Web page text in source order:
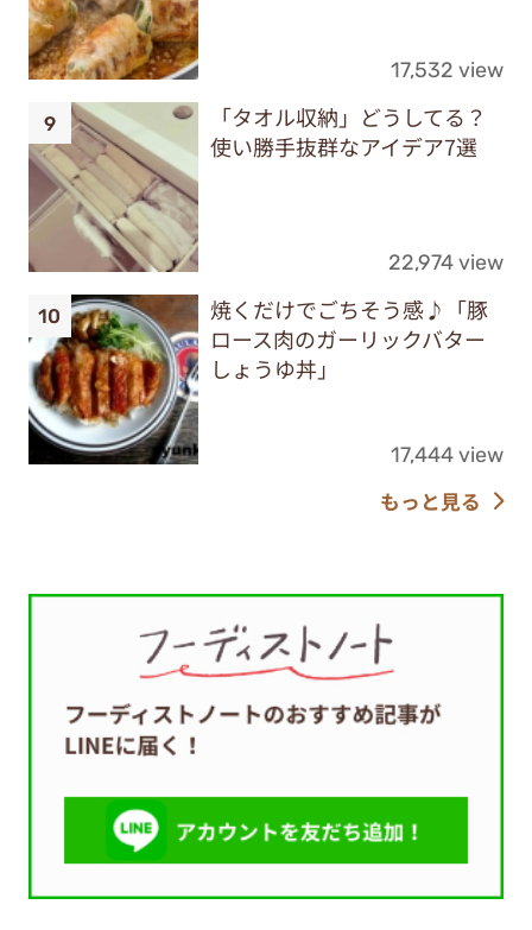
17,532 view
「タオル収納」どうしてる？
使い勝手抜群なアイデア7選
22,974 view
焼くだけでごちそう感♪「豚
ロース肉のガーリックバター
しょうゆ丼」
17,444 view
もっと見る